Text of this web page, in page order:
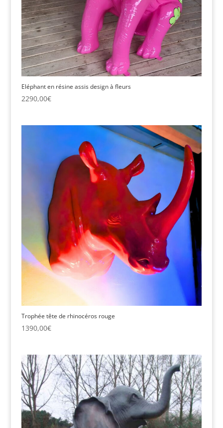
Eléphant en résine assis design à fleurs
2290,00€
Trophée tête de rhinocéros rouge
1390,00€